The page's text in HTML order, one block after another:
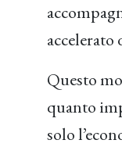
accelerato
Questo
quanto
solo